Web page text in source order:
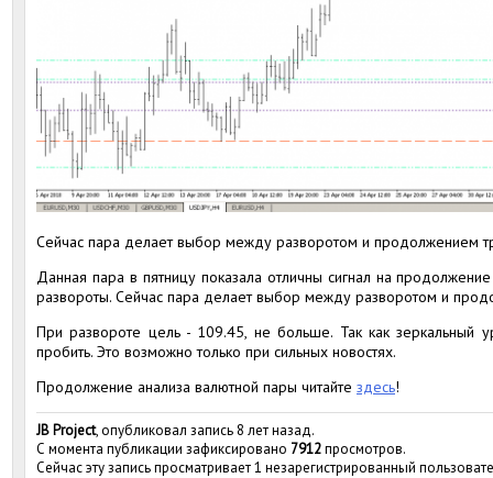
Сейчас пара делает выбор между разворотом и продолжением
Данная пара в пятницу показала отличны сигнал на
развороты. Сейчас пара делает выбор между разворотом и
При развороте цель - 109.45, не больше. Так как зеркальный
пробить. Это возможно только при сильных новостях.
Продолжение анализа валютной пары читайте здесь!
JB Project, опубликовал запись 8 лет назад.
С момента публикации зафиксировано 7912просмотров.
Сейчас эту запись просматривает 1 незарегистрированный